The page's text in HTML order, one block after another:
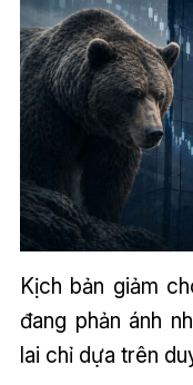
Kịch bản giảm
đang phản ánh
lai chỉ dựa trên